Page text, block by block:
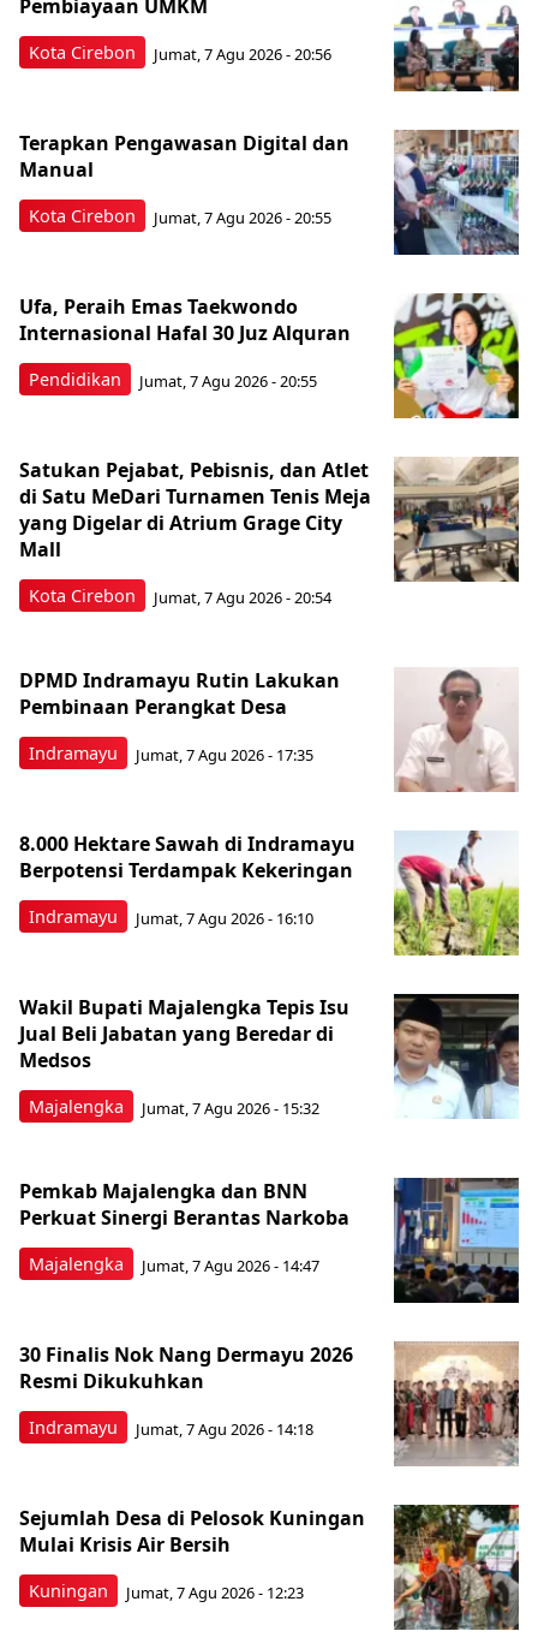
Kota Cirebon
Pembiayaan UMKM
Jumat, 7 Agu 2026 - 20:56
Kota Cirebon
Terapkan Pengawasan Digital dan
Manual
Jumat, 7 Agu 2026 - 20:55
Pendidikan
Ufa, Peraih Emas Taekwondo
Internasional Hafal 30 Juz Alquran
Jumat, 7 Agu 2026 - 20:55
Kota Cirebon
Satukan Pejabat, Pebisnis, dan Atlet
di Satu MeDari Turnamen Tenis Meja
yang Digelar di Atrium Grage City
Mall
Jumat, 7 Agu 2026 - 20:54
Indramayu
DPMD Indramayu Rutin Lakukan
Pembinaan Perangkat Desa
Jumat, 7 Agu 2026 - 17:35
Indramayu
8.000 Hektare Sawah di Indramayu
Berpotensi Terdampak Kekeringan
Jumat, 7 Agu 2026 - 16:10
Majalengka
Wakil Bupati Majalengka Tepis Isu
Jual Beli Jabatan yang Beredar di
Medsos
Jumat, 7 Agu 2026 - 15:32
Majalengka
Pemkab Majalengka dan BNN
Perkuat Sinergi Berantas Narkoba
Jumat, 7 Agu 2026 - 14:47
Indramayu
30 Finalis Nok Nang Dermayu 2026
Resmi Dikukuhkan
Jumat, 7 Agu 2026 - 14:18
Kuningan
Sejumlah Desa di Pelosok Kuningan
Mulai Krisis Air Bersih
Jumat, 7 Agu 2026 - 12:23